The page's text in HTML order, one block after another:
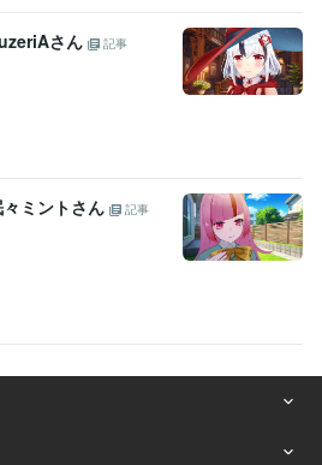
さん
記事
ミントさん
記事